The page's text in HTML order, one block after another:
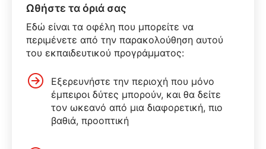
Ωθήστε τα όριά σας
Εδώ είναι τα οφέλη που μπορείτε να
περιμένετε από την παρακολούθηση αυτού
του εκπαιδευτικού προγράμματος:
Εξερευνήστε την περιοχή που μόνο
έμπειροι δύτες μπορούν, και θα δείτε
τον ωκεανό από μια διαφορετική, πιο
βαθιά, προοπτική